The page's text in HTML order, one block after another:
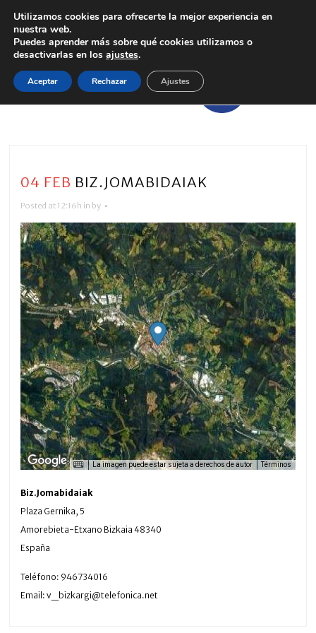
04 FEB BIZ.JOMABIDAIAK
Posted at 12:16h in by
La imagen puede estar sujeta a derechos de autor Términos
Biz.Jomabidaiak
Plaza Gernika, 5
Amorebieta-Etxano Bizkaia48340
España
Teléfono: 946734016
Email:v_bizkargi@telefonica.net
Utilizamos cookies para ofrecerte la mejor experiencia en
nuestra web.
Puedes aprender más sobre qué cookies utilizamos o
desactivarlas en los ajustes.
Aceptar Rechazar Ajustes